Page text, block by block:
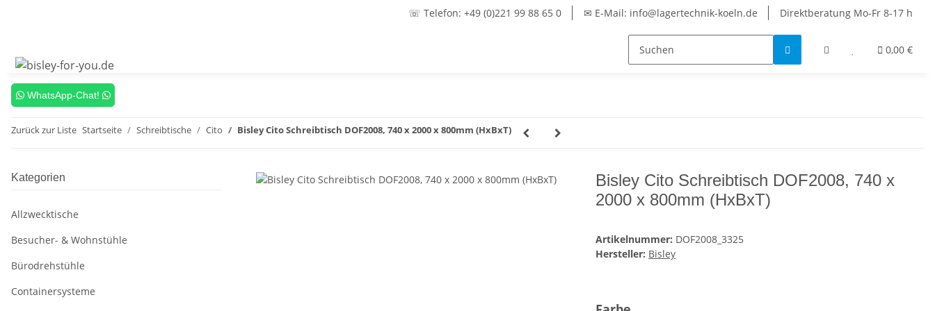
☏ Telefon: +49 (0)221 99 88 65 0 ✉ E-Mail: info@lagertechnik-koeln.de Direktberatung Mo-Fr 8-17 h
WhatsApp-Chat!
0,00 €
Zurück zur Liste Startseite Schreibtische Cito Bisley Cito Schreibtisch DOF2008, 740 x 2000 x 800mm (HxBxT)
Bisley Cito Schreibtisch DOF2008, 740 x
2000 x 800mm (HxBxT)
Artikelnummer: DOF2008_3325
Hersteller: Bisley
Kategorien
Allzwecktische
Besucher- & Wohnstühle
Bürodrehstühle
Containersysteme